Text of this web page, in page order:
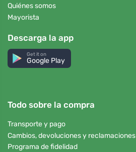
Quiénes somos
Mayorista
Descarga la app
Get it on
Google Play
Todo sobre la compra
Transporte y pago
Cambios, devoluciones y reclamaciones
Programa de fidelidad